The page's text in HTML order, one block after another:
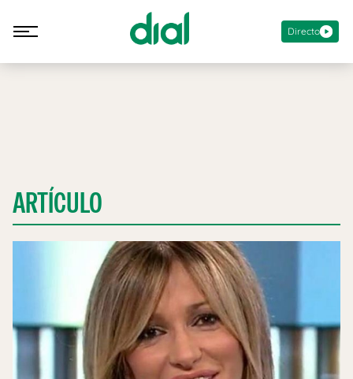
Directo
ARTÍCULO